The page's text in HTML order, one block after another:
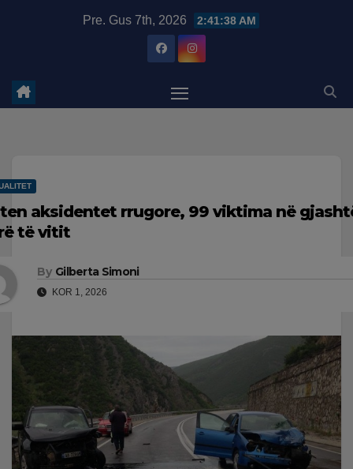
Pre. Gus 7th, 2026 2:41:39 AM
aksidentet rrugore, 99 viktima në
të vitit
By Gilberta Simoni
KOR 1, 2026